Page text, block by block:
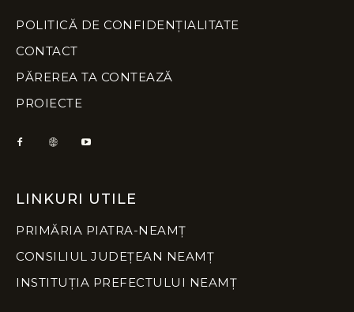
POLITICĂ DE CONFIDENȚIALITATE
CONTACT
PĂREREA TA CONTEAZĂ
PROIECTE
LINKURI UTILE
PRIMĂRIA PIATRA-NEAMȚ
CONSILIUL JUDEȚEAN NEAMȚ
INSTITUȚIA PREFECTULUI NEAMȚ